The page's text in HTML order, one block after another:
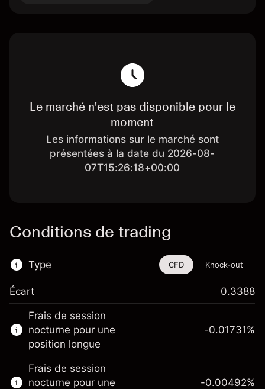
Le marché n'est pas disponible pour le
moment
Les informations sur le marché sont
présentées à la date du 2026-08-
07T15:26:18+00:00
Conditions de trading
Type
Cet instrument financier est disponible pour
le trading via les CFD et les Knock-outs.
En savoir plus sur :
CFD
Knock-outs
CFD Knock-out
Écart 0.3388
Frais de session
nocturne pour une
position longue
-0.01731%
Frais de session
nocturne pour une
-0.00492%